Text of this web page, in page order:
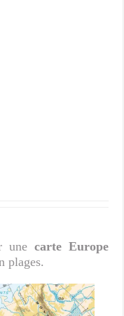
une carte Europe
plages.